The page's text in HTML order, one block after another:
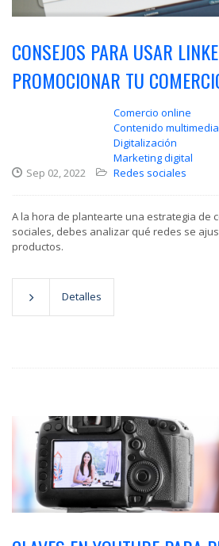
CONSEJOS PARA USAR
PROMOCIONAR TU
Sep 02, 2022
Comercio online
Contenido multimedia
Digitalización
Marketing digital
Redes sociales
A la hora de plantearte una estrategia de
sociales, debes analizar qué redes se
productos.
Detalles